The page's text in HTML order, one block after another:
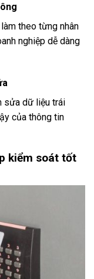
theo từng nhân
nghiệp dễ dàng
sửa dữ liệu trái
của thông tin
kiểm soát tốt